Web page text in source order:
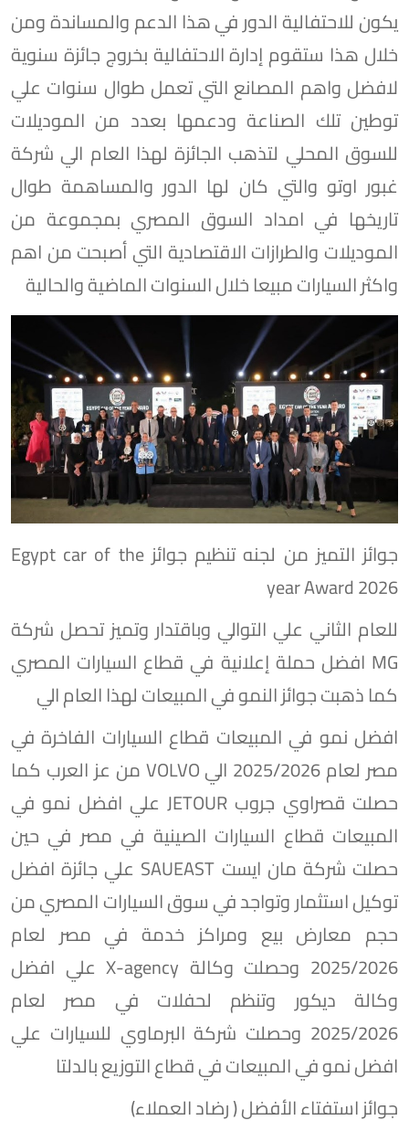
يكون للاحتفالية الدور في هذا الدعم والمساندة ومن
خلال هذا ستقوم إدارة الاحتفالية بخروج جائزة سنوية
لافضل واهم المصانع التي تعمل طوال سنوات علي
توطين تلك الصناعة ودعمها بعدد من الموديلات
للسوق المحلي لتذهب الجائزة لهذا العام الي شركة
غبور اوتو والتي كان لها الدور والمساهمة طوال
تاريخها في امداد السوق المصري بمجموعة من
الموديلات والطرازات الاقتصادية التي أصبحت من اهم
واكثر السيارات مبيعا خلال السنوات الماضية والحالية
جوائز التميز من لجنه تنظيم جوائز Egypt car of the
year Award 2026
للعام الثاني علي التوالي وباقتدار وتميز تحصل شركة
MG افضل حملة إعلانية في قطاع السيارات المصري
كما ذهبت جوائز النمو في المبيعات لهذا العام الي
افضل نمو في المبيعات قطاع السيارات الفاخرة في
مصر لعام 2025/2026 الي VOLVO من عز العرب كما
حصلت قصراوي جروب JETOUR علي افضل نمو في
المبيعات قطاع السيارات الصينية في مصر في حين
حصلت شركة مان ايست SAUEAST علي جائزة افضل
توكيل استثمار وتواجد في سوق السيارات المصري من
حجم معارض بيع ومراكز خدمة في مصر لعام
2025/2026 وحصلت وكالة X-agency علي افضل
وكالة ديكور وتنظم لحفلات في مصر لعام
2025/2026 وحصلت شركة البرماوي للسيارات علي
افضل نمو في المبيعات في قطاع التوزيع بالدلتا
جوائز استفتاء الأفضل ( رضاد العملاء)